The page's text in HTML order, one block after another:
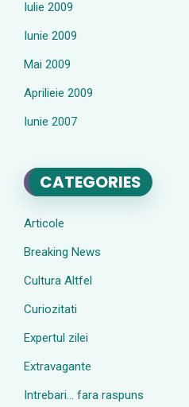
Iulie 2009
Iunie 2009
Mai 2009
Aprilieie 2009
Iunie 2007
CATEGORIES
Articole
Breaking News
Cultura Altfel
Curiozitati
Expertul zilei
Extravagante
Intrebari… fara raspuns